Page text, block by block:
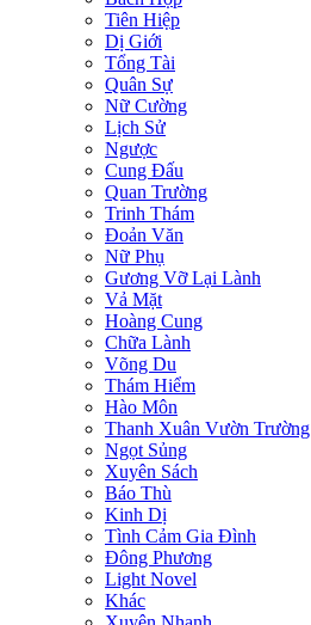
Tiên Hiệp
Dị Giới
Tổng Tài
Quân Sự
Nữ Cường
Lịch Sử
Ngược
Cung Đấu
Quan Trường
Trinh Thám
Đoản Văn
Nữ Phụ
Gương Vỡ Lại Lành
Vả Mặt
Hoàng Cung
Chữa Lành
Võng Du
Thám Hiểm
Hào Môn
Thanh Xuân Vườn Trường
Ngọt Sủng
Xuyên Sách
Báo Thù
Kinh Dị
Tình Cảm Gia Đình
Đông Phương
Light Novel
Khác